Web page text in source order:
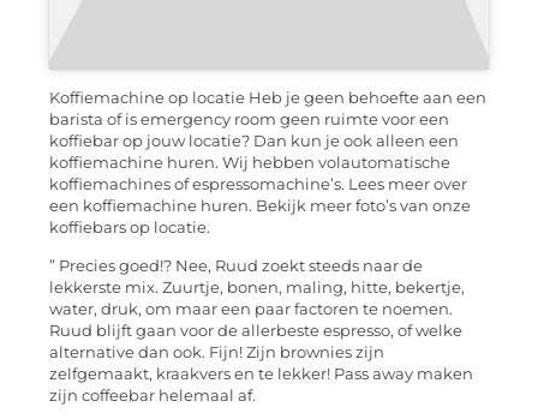
Koffiemachine op locatie Heb je geen behoefte aan een
barista of is emergency room geen ruimte voor een
koffiebar op jouw locatie? Dan kun je ook alleen een
koffiemachine huren. Wij hebben volautomatische
koffiemachines of espressomachine’s. Lees meer over
een koffiemachine huren. Bekijk meer foto’s van onze
koffiebars op locatie.
” Precies goed!? Nee, Ruud zoekt steeds naar de
lekkerste mix. Zuurtje, bonen, maling, hitte, bekertje,
water, druk, om maar een paar factoren te noemen.
Ruud blijft gaan voor de allerbeste espresso, of welke
alternative dan ook. Fijn! Zijn brownies zijn
zelfgemaakt, kraakvers en te lekker! Pass away maken
zijn coffeebar helemaal af.